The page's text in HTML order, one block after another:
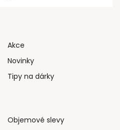
Akce
Novinky
Tipy na dárky
Objemové slevy